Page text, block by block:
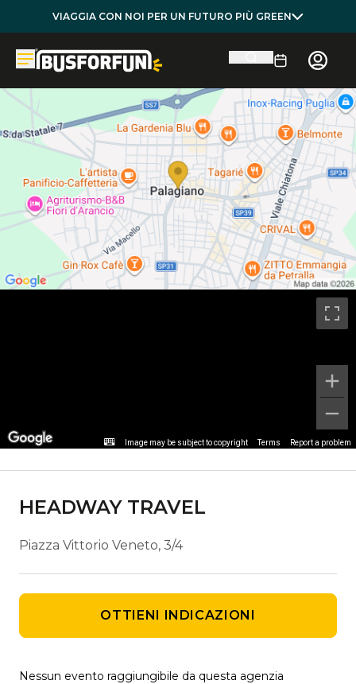
VIAGGIA CON NOI PER UN FUTURO PIÙ GREEN
Image may be subject to copyright Terms Report a problem
Dettaglio agenzia
HEADWAY TRAVEL
Piazza Vittorio Veneto, 3/4
OTTIENI INDICAZIONI
Nessun evento raggiungibile da questa agenzia